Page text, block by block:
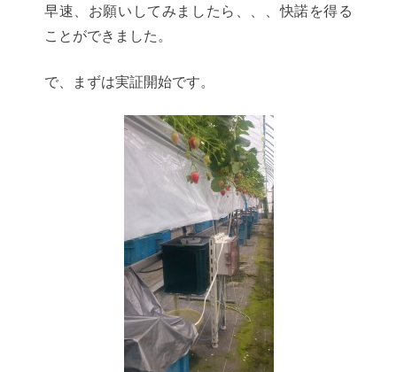
早速、お願いしてみましたら、、、快諾を得る
ことができました。
で、まずは実証開始です。